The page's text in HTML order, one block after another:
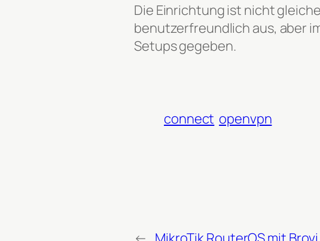
Die Einrichtung ist nicht
benutzerfreundlich aus, aber
Setups gegeben.
connect openvpn